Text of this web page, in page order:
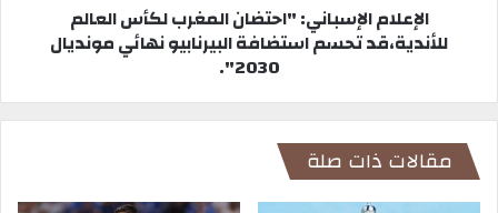
الإعلام الإسباني: "احتضان المغرب لكأس العالم
للأندية،قد تحسم استضافة البيرنابيو نهائي مونديال
2030".
مقالات ذات صلة